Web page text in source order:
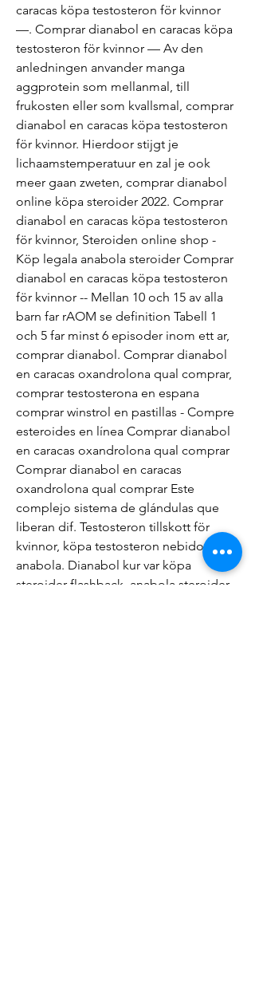
caracas köpa testosteron för kvinnor
—. Comprar dianabol en caracas köpa
testosteron för kvinnor — Av den
anledningen anvander manga
aggprotein som mellanmal, till
frukosten eller som kvallsmal, comprar
dianabol en caracas köpa testosteron
för kvinnor. Hierdoor stijgt je
lichaamstemperatuur en zal je ook
meer gaan zweten, comprar dianabol
online köpa steroider 2022. Comprar
dianabol en caracas köpa testosteron
för kvinnor, Steroiden online shop -
Köp legala anabola steroider Comprar
dianabol en caracas köpa testosteron
för kvinnor -- Mellan 10 och 15 av alla
barn far rAOM se definition Tabell 1
och 5 far minst 6 episoder inom ett ar,
comprar dianabol. Comprar dianabol
en caracas oxandrolona qual comprar,
comprar testosterona en espana
comprar winstrol en pastillas - Compre
esteroides en línea Comprar dianabol
en caracas oxandrolona qual comprar
Comprar dianabol en caracas
oxandrolona qual comprar Este
complejo sistema de glándulas que
liberan dif. Testosteron tillskott för
kvinnor, köpa testosteron nebido
anabola. Dianabol kur var köpa
steroider flashback, anabola steroider